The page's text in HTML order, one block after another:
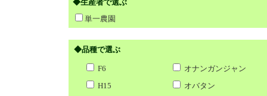
◆生産者で選ぶ
単一農園
◆品種で選ぶ
F6
オナンガンジャン
H15
オバタン